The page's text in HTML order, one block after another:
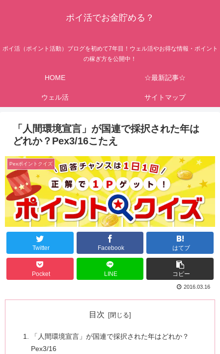
ポイ活でお金貯める？
ポイ活（ポイント活動）ブログを初めて7年目！ウェル活やお得な情報・ポイント
の稼ぎ方を公開中！
HOME ☆最新記事☆
ウェル活 サイトマップ
「人間環境宣言」が国連で採択された年は
どれか？Pex3/16こたえ
Pexポイントクイズ
Twitter Facebook はてブ
Pocket LINE コピー
2016.03.16
目次
「人間環境宣言」が国連で採択された年はどれか？
Pex3/16